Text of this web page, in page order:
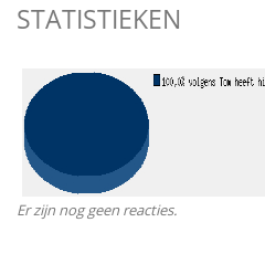
STATISTIEKEN
Er zijn nog geen reacties.